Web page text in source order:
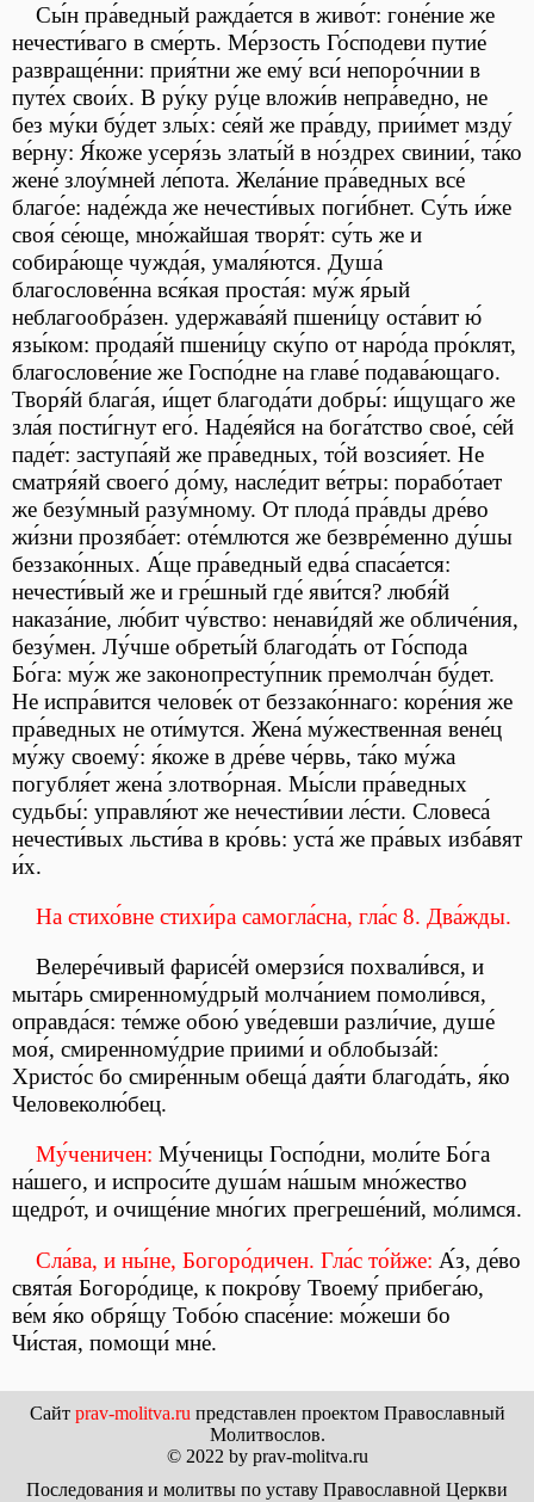
Сы́н пра́ведный ражда́ется в живо́т: гоне́ние же
нечести́ваго в сме́рть. Ме́рзость Го́сподеви путие́
развраще́нни: прия́тни же ему́ вси́ непоро́чнии в
путе́х свои́х. В ру́ку ру́це вложи́в непра́ведно, не
без му́ки бу́дет злы́х: се́яй же пра́вду, прии́мет мзду́
ве́рну: Я́коже усеря́зь златы́й в но́здрех свинии́, та́ко
жене́ злоу́мней ле́пота. Жела́ние пра́ведных все́
благо́е: наде́жда же нечести́вых поги́бнет. Су́ть и́же
своя́ се́юще, мно́жайшая творя́т: су́ть же и
собира́юще чужда́я, умаля́ются. Душа́
благослове́нна вся́кая проста́я: му́ж я́рый
неблагообра́зен. удержава́яй пшени́цу оста́вит ю́
язы́ком: продая́й пшени́цу ску́по от наро́да про́клят,
благослове́ние же Госпо́дне на главе́ подава́ющаго.
Творя́й блага́я, и́щет благода́ти добры́: и́щущаго же
зла́я пости́гнут его́. Наде́яйся на бога́тство свое́, се́й
паде́т: заступа́яй же пра́ведных, то́й возсия́ет. Не
сматря́яй своего́ до́му, насле́дит ве́тры: порабо́тает
же безу́мный разу́мному. От плода́ пра́вды дре́во
жи́зни прозяба́ет: оте́млются же безвре́менно ду́шы
беззако́нных. А́ще пра́ведный едва́ спаса́ется:
нечести́вый же и гре́шный где́ яви́тся? любя́й
наказа́ние, лю́бит чу́вство: ненави́дяй же обличе́ния,
безу́мен. Лу́чше обреты́й благода́ть от Го́спода
Бо́га: му́ж же законопресту́пник премолча́н бу́дет.
Не испра́вится челове́к от беззако́ннаго: коре́ния же
пра́ведных не оти́мутся. Жена́ му́жественная вене́ц
му́жу своему́: я́коже в дре́ве че́рвь, та́ко му́жа
погубля́ет жена́ злотво́рная. Мы́сли пра́ведных
судьбы́: управля́ют же нечести́вии ле́сти. Словеса́
нечести́вых льсти́ва в кро́вь: уста́ же пра́вых изба́вят
и́х.
На стихо́вне стихи́ра самогла́сна, гла́с 8. Два́жды.
Велере́чивый фарисе́й омерзи́ся похвали́вся, и
мыта́рь смиренному́дрый молча́нием помоли́вся,
оправда́ся: те́мже обою́ уве́девши разли́чие, душе́
моя́, смиренному́дрие приими́ и облобыза́й:
Христо́с бо смире́нным обеща́ дая́ти благода́ть, я́ко
Человеколю́бец.
Му́ченичен: Му́ченицы Госпо́дни, моли́те Бо́га
на́шего, и испроси́те душа́м на́шым мно́жество
щедро́т, и очище́ние мно́гих прегреше́ний, мо́лимся.
Сла́ва, и ны́не, Богоро́дичен. Гла́с то́йже: А́з, де́во
свята́я Богоро́дице, к покро́ву Твоему́ прибега́ю,
ве́м я́ко обря́щу Тобо́ю спасе́ние: мо́жеши бо
Чи́стая, помощи́ мне́.
Сайт prav-molitva.ru представлен проектом Православный
Молитвослов.
© 2022 by prav-molitva.ru
Последования и молитвы по уставу Православной Церкви